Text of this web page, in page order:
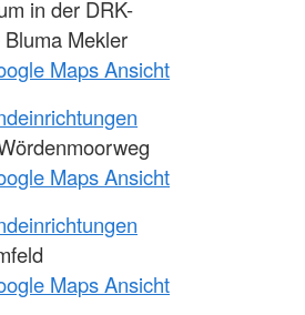
in der DRK-
Mekler
Maps Ansicht
Maps Ansicht
Maps Ansicht